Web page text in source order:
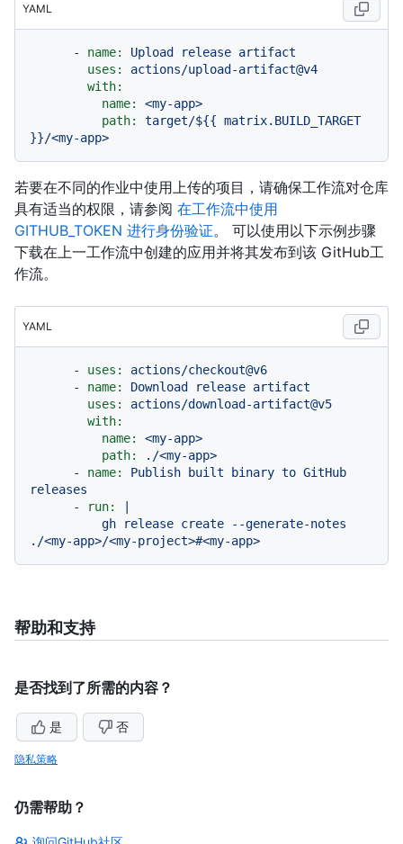
YAML
- name: Upload release artifact
uses:
actions/upload-artifact@v4
with:
name:
<my-app>
path:
target/${{ matrix.BUILD_TARGET
}}/<my-app>
若要在不同的作业中使用上传的项目，请确保工作流对仓库
具有适当的权限，请参阅 在工作流中使用
GITHUB_TOKEN 进行身份验证。 可以使用以下示例步骤
下载在上一工作流中创建的应用并将其发布到该 GitHub工
作流。
YAML
- uses:
actions/checkout@v6
-
name: Download release artifact
uses:
actions/download-artifact@v5
with:
name:
<my-app>
path:
./<my-app>
-
name: Publish built binary to GitHub
releases
-
run:
帮助和支持
是否找到了所需的内容？
是 否
隐私策略
仍需帮助？